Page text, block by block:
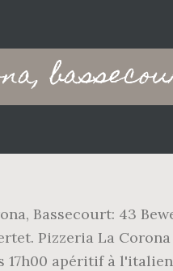
Bassecourt: 43
Pizzeria La Corona
17h00 apéritif à